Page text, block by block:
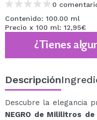
0
Contenido: 100.00 ml
Precio x 100 ml: 12,95€
¿Tienes
Descripción
Descubre la elegancia
NEGRO de Mililitros de